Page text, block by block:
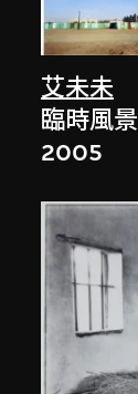
艾未未
臨時風景
2005